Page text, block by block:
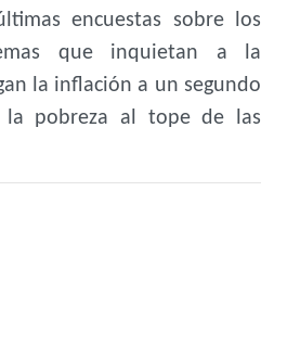
encuestas sobre los
que inquietan a la
la inflación a un segundo
pobreza al tope de las